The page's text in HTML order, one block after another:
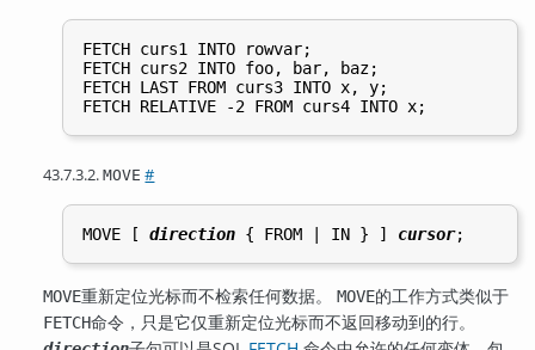
FETCH curs1 INTO rowvar;
FETCH curs2 INTO foo, bar, baz;
FETCH LAST FROM curs3 INTO x, y;
43.7.3.2.MOVE #
MOVE [ direction { FROM | IN } ] cursor
MOVE重新定位光标而不检索任何数据。MOVE的工作方式类似于
FETCH命令，只是它仅重新定位光标而不返回移动到的行。